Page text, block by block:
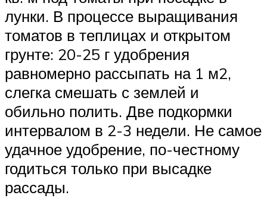
лунки. В процессе выращивания
томатов в теплицах и открытом
грунте: 20-25 г удобрения
равномерно рассыпать на 1 м2,
слегка смешать с землей и
обильно полить. Две подкормки
интервалом в 2-3 недели. Не самое
удачное удобрение, по-честному
годиться только при высадке
рассады.